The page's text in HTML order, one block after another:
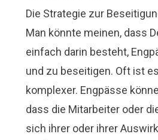
Die Strategie zur
Man könnte meinen, dass
einfach darin besteht,
und zu beseitigen. Oft ist
komplexer. Engpässe
dass die Mitarbeiter oder
sich ihrer oder ihrer